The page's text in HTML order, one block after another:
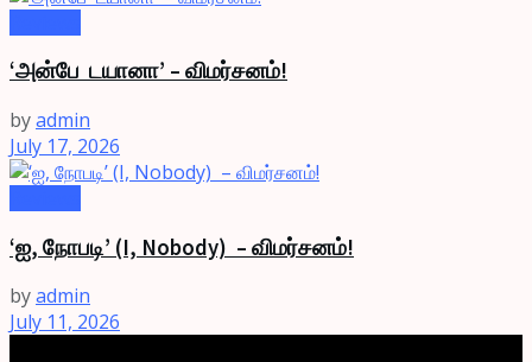
‘அன்பே டயானா’ – விமர்சனம்!
byadmin
July 17, 2026
‘ஐ, நோபடி’ (I, Nobody) – விமர்சனம்!
byadmin
July 11, 2026